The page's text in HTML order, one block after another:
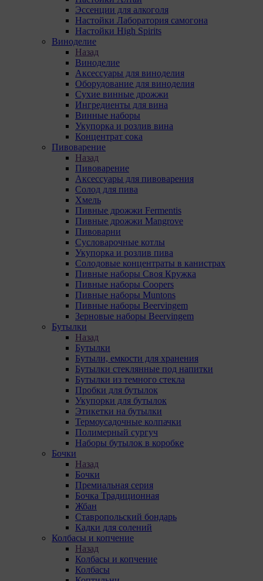
Эссенции для алкоголя
Настойки Лаборатория самогона
Настойки High Spirits
Виноделие
Назад
Виноделие
Аксессуары для виноделия
Оборудование для виноделия
Сухие винные дрожжи
Ингредиенты для вина
Винные наборы
Укупорка и розлив вина
Концентрат сока
Пивоварение
Назад
Пивоварение
Аксессуары для пивоварения
Солод для пива
Хмель
Пивные дрожжи Fermentis
Пивные дрожжи Mangrove
Пивоварни
Сусловарочные котлы
Укупорка и розлив пива
Солодовые концентраты в канистрах
Пивные наборы Своя Кружка
Пивные наборы Coopers
Пивные наборы Muntons
Пивные наборы Beervingem
Зерновые наборы Beervingem
Бутылки
Назад
Бутылки
Бутыли, емкости для хранения
Бутылки стеклянные под напитки
Бутылки из темного стекла
Пробки для бутылок
Укупорки для бутылок
Этикетки на бутылки
Термоусадочные колпачки
Полимерный сургуч
Наборы бутылок в коробке
Бочки
Назад
Бочки
Премиальная серия
Бочка Традиционная
Жбан
Ставропольский бондарь
Кадки для солений
Колбасы и копчение
Назад
Колбасы и копчение
Колбасы